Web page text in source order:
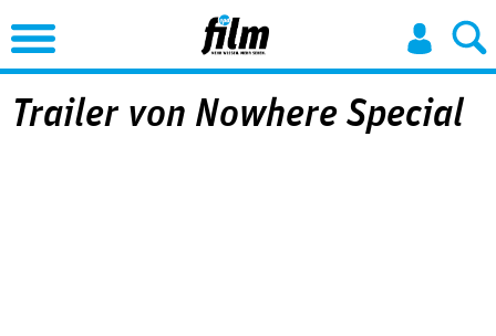
Jump to Navigation
Trailer von Nowhere Special